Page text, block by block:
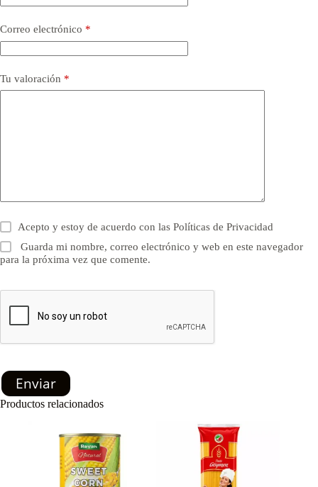
Correo electrónico *
Tu valoración *
Acepto y estoy de acuerdo con lasPolíticas de Privacidad
Guarda mi nombre, correo electrónico y web en este navegador
para la próxima vez que comente.
Enviar
Productos relacionados